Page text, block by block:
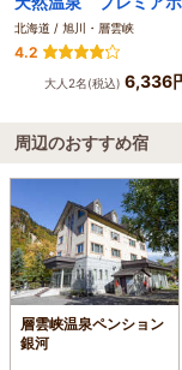
北海道 / 旭川・層雲峡
4.2
大人2名(税込) 6,336
周辺のおすすめ宿
層雲峡温泉ペンション
銀河